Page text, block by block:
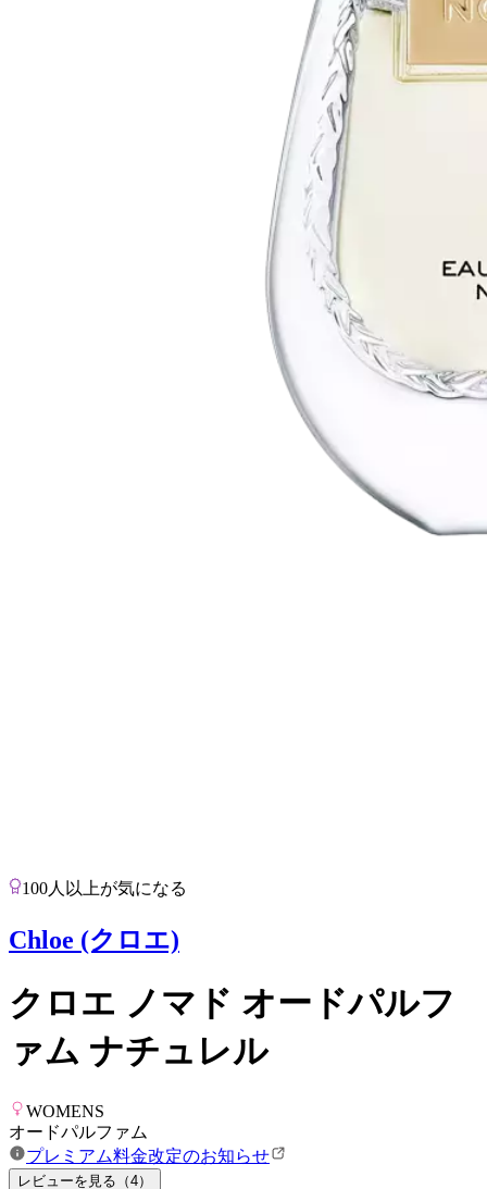
100人以上が気になる
Chloe (クロエ)
クロエ ノマド オードパルフ
ァム ナチュレル
WOMENS
オードパルファム
プレミアム料金改定のお知らせ
レビューを見る（4）